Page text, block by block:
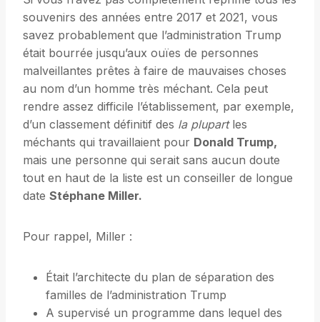
souvenirs des années entre 2017 et 2021, vous
savez probablement que l’administration Trump
était bourrée jusqu’aux ouïes de personnes
malveillantes prêtes à faire de mauvaises choses
au nom d’un homme très méchant. Cela peut
rendre assez difficile l’établissement, par exemple,
d’un classement définitif des la plupartles
méchants qui travaillaient pour Donald Trump,
mais une personne qui serait sans aucun doute
tout en haut de la liste est un conseiller de longue
date Stéphane Miller.
Pour rappel, Miller :
Était l’architecte du plan de séparation des
familles de l’administration Trump
A supervisé un programme dans lequel des